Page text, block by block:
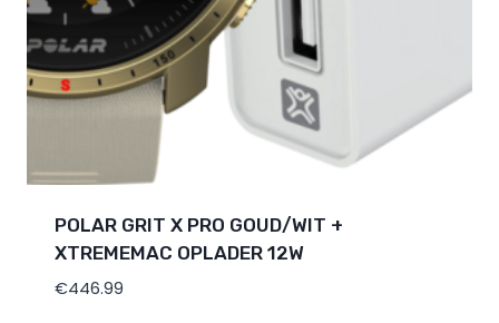
POLAR GRIT X PRO GOUD/WIT +
XTREMEMAC OPLADER 12W
€446.99